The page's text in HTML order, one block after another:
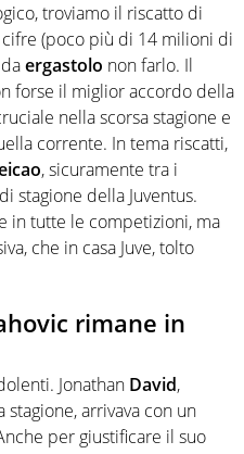
troviamo il riscatto di
(poco più di 14 milioni di
ergastolo non farlo. Il
forse il miglior accordo della
nella scorsa stagione e
corrente. In tema riscatti,
, sicuramente tra i
stagione della Juventus.
in tutte le competizioni, ma
che in casa Juve, tolto
rimane in
Jonathan David,
arrivava con un
per giustificare il suo